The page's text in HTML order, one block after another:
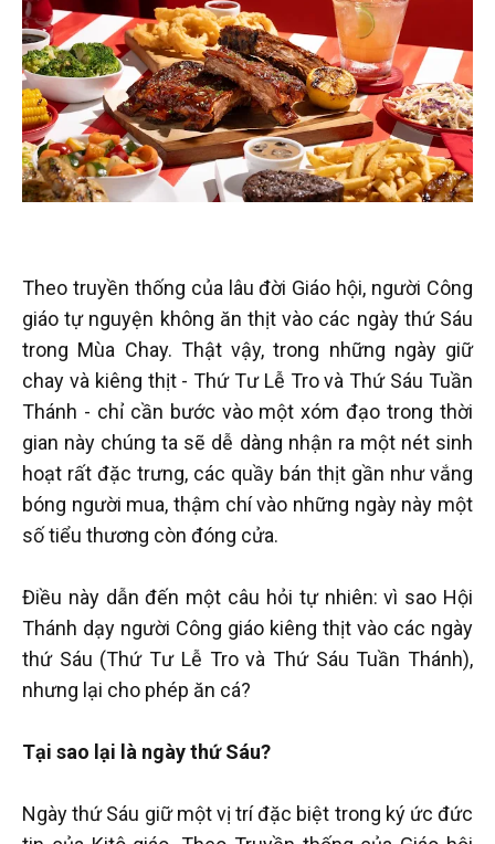
Theo truyền thống của lâu đời Giáo hội, người Công
giáo tự nguyện không ăn thịt vào các ngày thứ Sáu
trong Mùa Chay. Thật vậy, trong những ngày giữ
chay và kiêng thịt - Thứ Tư Lễ Tro và Thứ Sáu Tuần
Thánh - chỉ cần bước vào một xóm đạo trong thời
gian này chúng ta sẽ dễ dàng nhận ra một nét sinh
hoạt rất đặc trưng, các quầy bán thịt gần như vắng
bóng người mua, thậm chí vào những ngày này một
số tiểu thương còn đóng cửa.
Điều này dẫn đến một câu hỏi tự nhiên: vì sao Hội
Thánh dạy người Công giáo kiêng thịt vào các ngày
thứ Sáu (Thứ Tư Lễ Tro và Thứ Sáu Tuần Thánh),
nhưng lại cho phép ăn cá?
Tại sao lại là ngày thứ Sáu?
Ngày thứ Sáu giữ một vị trí đặc biệt trong ký ức đức